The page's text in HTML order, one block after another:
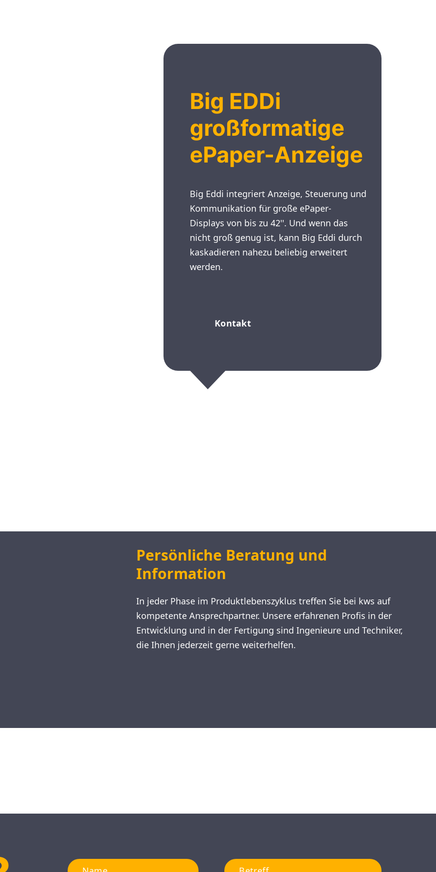
Big EDDi
großformatige
ePaper-Anzeige
Big Eddi integriert Anzeige, Steuerung und
Kommunikation für große ePaper-
Displays von bis zu 42''. Und wenn das
nicht groß genug ist, kann Big Eddi durch
kaskadieren nahezu beliebig erweitert
werden.
Kontakt
Persönliche Beratung und
Information
In jeder Phase im Produktlebenszyklus treffen Sie bei kws auf
kompetente Ansprechpartner. Unsere erfahrenen Profis in der
Entwicklung und in der Fertigung sind Ingenieure und Techniker,
die Ihnen jederzeit gerne weiterhelfen.